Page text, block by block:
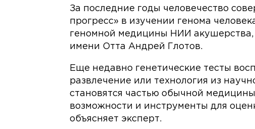
За последние годы человечество
прогресс» в изучении генома
геномной медицины НИИ акушерства,
имени Отта Андрей Глотов.
Еще недавно генетические тесты
развлечение или технология из
становятся частью обычной
возможности и инструменты для
объясняет эксперт.